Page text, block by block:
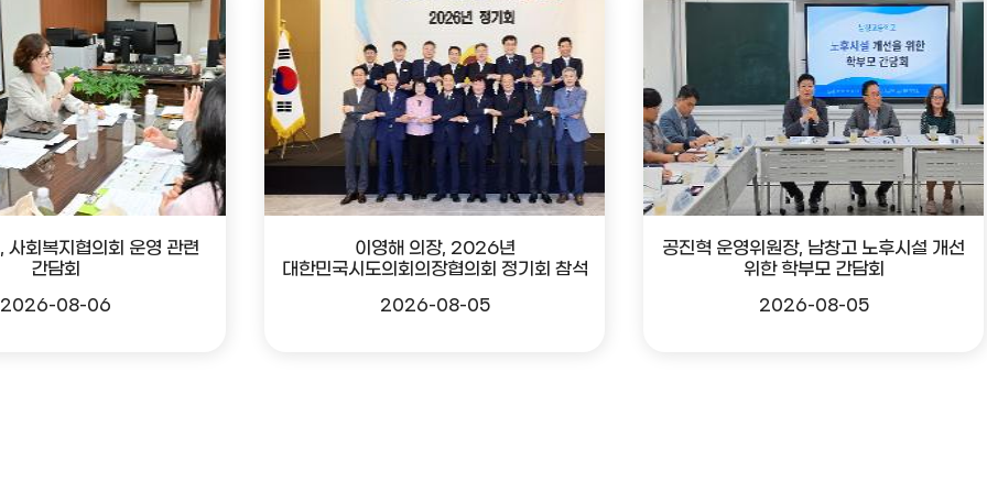
사회복지협의회 운영 관련
간담회
2026-08-06
이영해 의장, 2026년
대한민국시도의회의장협의회 정기회 참석
2026-08-05
공진혁 운영위원장, 남창고 노후시설 개선
위한 학부모 간담회
2026-08-05